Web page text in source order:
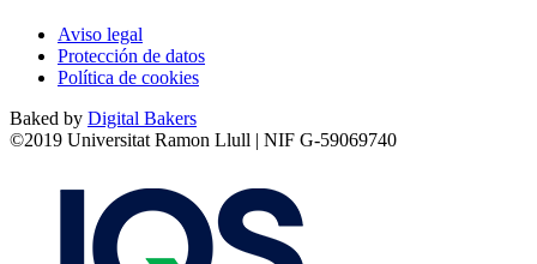
Aviso legal
Protección de datos
Política de cookies
Baked by Digital Bakers
©2019 Universitat Ramon Llull | NIF G-59069740